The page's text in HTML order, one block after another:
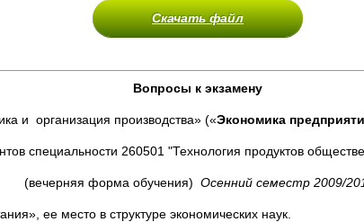
Скачать файл
Вопросы к экзамену
и организация производства» («Экономика
специальности 260501 "Технология продуктов
(вечерняя форма обучения) Осенний семестр 2009/
ее место в структуре экономических наук.